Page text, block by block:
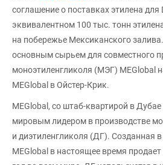
соглашение о поставках этилена для
эквивалентном 100 тыс. тонн
на побережье Мексиканского
основным сырьем для совместного
моноэтиленгликоля (МЭГ) MEGlobal
MEGlobal в Ойстер-Крик.
MEGlobal, со штаб-квартирой в
мировым лидером в производстве
и диэтиленгликоля (ДГ). Созданная
MEGlobal в настоящее время